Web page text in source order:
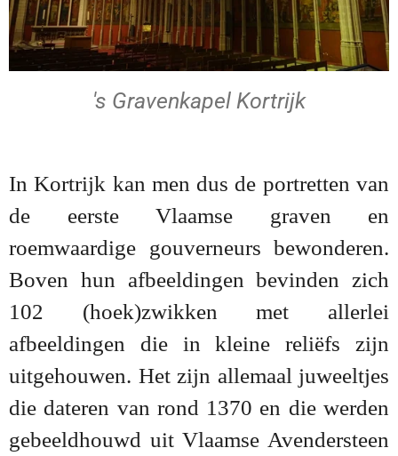
's Gravenkapel Kortrijk
In Kortrijk kan men dus de portretten van
de eerste Vlaamse graven en
roemwaardige gouverneurs bewonderen.
Boven hun afbeeldingen bevinden zich
102 (hoek)zwikken met allerlei
afbeeldingen die in kleine reliëfs zijn
uitgehouwen. Het zijn allemaal juweeltjes
die dateren van rond 1370 en die werden
gebeeldhouwd uit Vlaamse Avendersteen